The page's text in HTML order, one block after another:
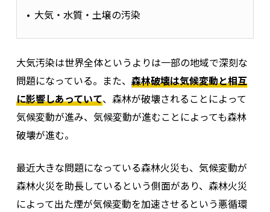
大気・水質・土壌の汚染
大気汚染は世界全体というよりは一部の地域で深刻な
問題になっている。また、 森林破壊は気候変動と相互
に影響しあっていて、森林が破壊されることによって
気候変動が進み、気候変動が進むことによっても森林
破壊が進む。
最近大きな問題になっている森林火災も、気候変動が
森林火災を助長しているという側面があり、森林火災
によって出た煙が気候変動を加速させるという悪循環